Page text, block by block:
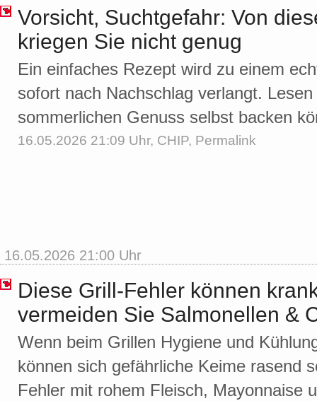
Vorsicht, Suchtgefahr: Von
kriegen Sie nicht genug
Ein einfaches Rezept wird zu einem
sofort nach Nachschlag verlangt.
sommerlichen Genuss selbst backen
16.05.2026 21:09 Uhr, CHIP, Permalink
16.05.2026 21:00 Uhr
Diese Grill-Fehler können
vermeiden Sie Salmonellen &
Wenn beim Grillen Hygiene und
können sich gefährliche Keime rasend
Fehler mit rohem Fleisch, Mayonnaise